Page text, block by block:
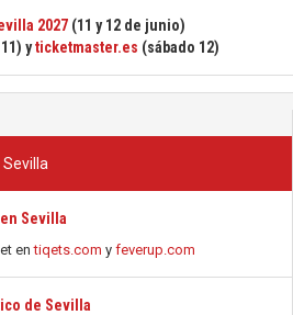
Sevilla
entiqets.com y feverup.com
de Sevilla
2027 (11 y 12 de junio)
yticketmaster.es (sábado 12)